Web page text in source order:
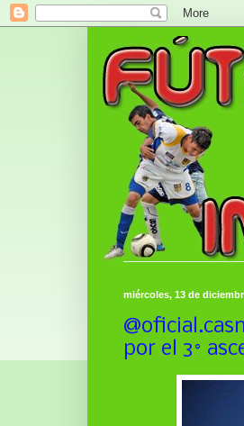
miércoles, 13 de
por el 3°